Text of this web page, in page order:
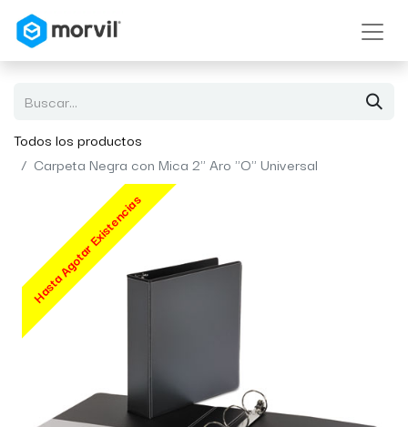
Todos los productos
Carpeta Negra con Mica 2" Aro "O" Universal
Hasta Agotar Existencias